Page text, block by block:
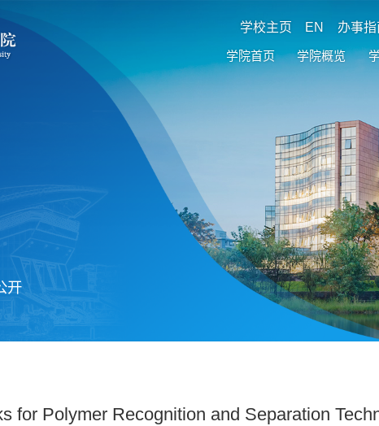
学校主页 EN 办事指
学院首页 学院概览
开
for Polymer Recognition and Separation